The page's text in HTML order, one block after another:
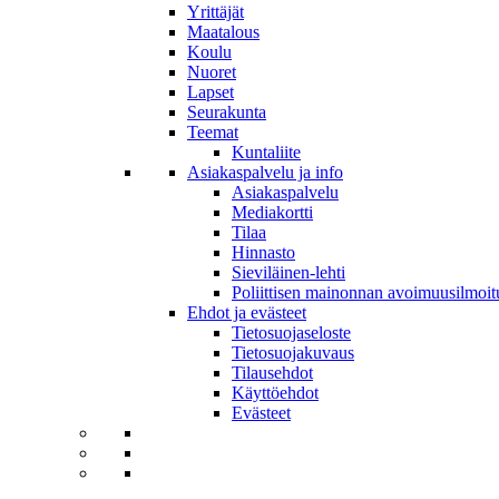
Yrittäjät
Maatalous
Koulu
Nuoret
Lapset
Seurakunta
Teemat
Kuntaliite
Asiakaspalvelu ja info
Asiakaspalvelu
Mediakortti
Tilaa
Hinnasto
Sieviläinen-lehti
Poliittisen mainonnan
Ehdot ja evästeet
Tietosuojaseloste
Tietosuojakuvaus
Tilausehdot
Käyttöehdot
Evästeet